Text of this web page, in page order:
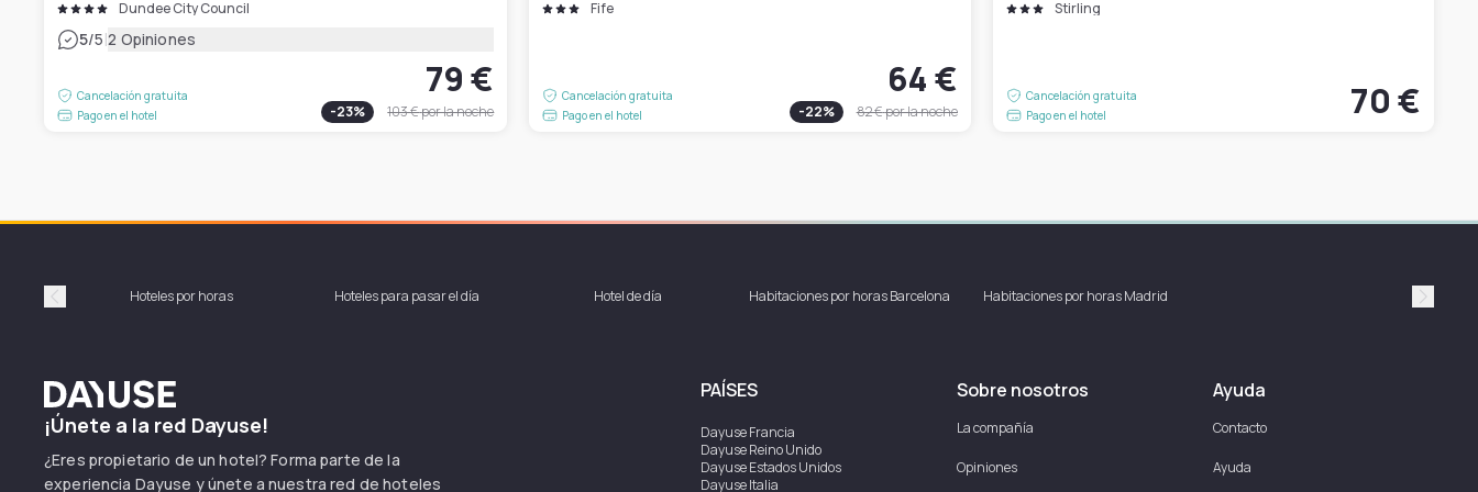
Dundee City Council
5/5|2 Opiniones
Cancelación gratuita
Pago en el hotel
79 €
-23% 103 €por la noche
Fife
Cancelación gratuita
Pago en el hotel
64 €
-22% 82 €por la noche
Stirling
Cancelación gratuita
Pago en el hotel
70 €
PrécédentHoteles por horas Hoteles para pasar el día Hotel de día Habitaciones por horas Barcelona Habitaciones por horas Madrid
Dayuse
¡Únete a la red Dayuse!
¿Eres propietario de un hotel? Forma parte de la
experiencia Dayuse y únete a nuestra red de hoteles
PAÍSES
DayuseFrancia
DayuseReino Unido
DayuseEstados Unidos
DayuseItalia
Sobre nosotros
La compañía
Opiniones
Ayuda
Contacto
Ayuda